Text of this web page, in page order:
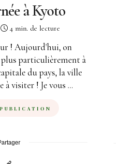
à Kyoto
4 min. de lecture
! Aujourd'hui, on
particulièrement à
du pays, la ville
à visiter ! Je vous ...